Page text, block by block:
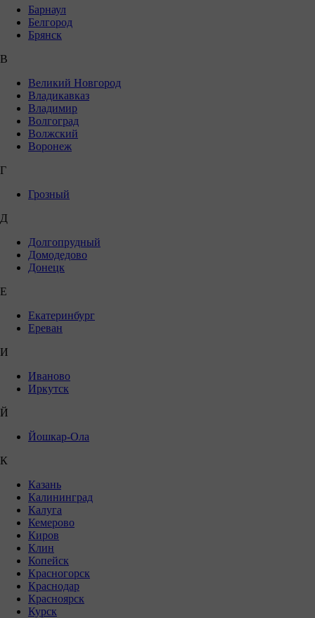
Барнаул
Белгород
Брянск
В
Великий Новгород
Владикавказ
Владимир
Волгоград
Волжский
Воронеж
Г
Грозный
Д
Долгопрудный
Домодедово
Донецк
Е
Екатеринбург
Ереван
И
Иваново
Иркутск
Й
Йошкар-Ола
К
Казань
Калининград
Калуга
Кемерово
Киров
Клин
Копейск
Красногорск
Краснодар
Красноярск
Курск